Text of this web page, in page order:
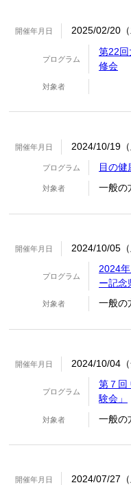
開催年月日 2025/02/20（
プログラム
第22回
修会
対象者
開催年月日 2024/10/19（
プログラム 目の健
対象者 一般の
開催年月日 2024/10/05（
プログラム
2024
ー記念
対象者 一般の
開催年月日 2024/10/04（
プログラム
第７回
験会」
対象者 一般の
開催年月日 2024/07/27（